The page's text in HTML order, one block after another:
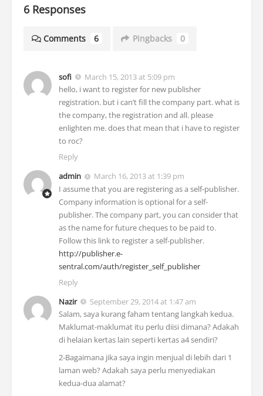
6 Responses
Comments 6 Pingbacks 0
sofi
March 15, 2013 at 5:09 pm
hello, i want to register for new publisher
registration. but i can’t fill the company part. what is
the company, the registration and all. please
enlighten me. does that mean that i have to register
to roc?
Reply
admin
March 16, 2013 at 1:39 pm
I assume that you are registering as a self-publisher.
Company information is optional for a self-
publisher. The company part, you can consider that
as the name for future cheques to be paid to.
Follow this link to register a self-publisher.
http://publisher.e-
sentral.com/auth/register_self_publisher
Reply
Nazir
September 29, 2014 at 1:47 am
Salam, saya kurang faham tentang langkah kedua.
Maklumat-maklumat itu perlu diisi dimana? Adakah
di helaian kertas lain seperti kertas a4 sendiri?
2-Bagaimana jika saya ingin menjual di lebih dari 1
laman web? Adakah saya perlu menyediakan
kedua-dua alamat?